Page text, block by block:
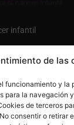
de las
funcionamiento y la
para la navegación
de terceros
consentir o retirar
infantil